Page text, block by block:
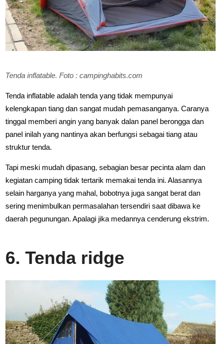
Tenda inflatable. Foto : campinghabits.com
Tenda inflatable adalah tenda yang tidak mempunyai
kelengkapan tiang dan sangat mudah pemasanganya. Caranya
tinggal memberi angin yang banyak dalan panel berongga dan
panel inilah yang nantinya akan berfungsi sebagai tiang atau
struktur tenda.
Tapi meski mudah dipasang, sebagian besar pecinta alam dan
kegiatan camping tidak tertarik memakai tenda ini. Alasannya
selain harganya yang mahal, bobotnya juga sangat berat dan
sering menimbulkan permasalahan tersendiri saat dibawa ke
daerah pegunungan. Apalagi jika medannya cenderung ekstrim.
6. Tenda ridge